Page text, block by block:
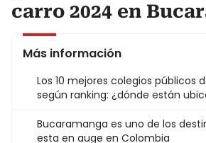
carro 2024 en
Más información
Los 10 mejores colegios públicos
según ranking: ¿dónde están
Bucaramanga es uno de los
esta en auge en Colombia